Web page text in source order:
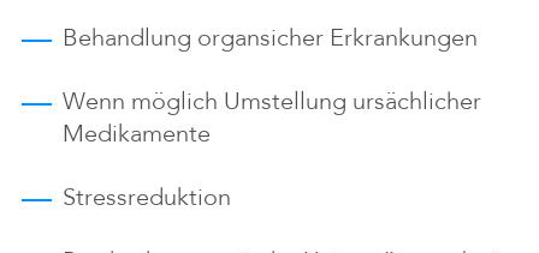
Behandlung organsicher Erkrankungen
Wenn möglich Umstellung ursächlicher
Medikamente
Stressreduktion